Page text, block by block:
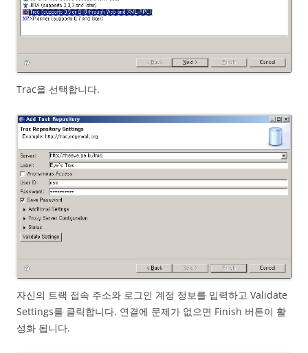
Trac을 선택합니다.
자신의 트랙 접속 주소와 로그인 계정 정보를 입력하고 Validate
Settings를 클릭합니다. 연결에 문제가 없으면 Finish 버튼이 활
성화 됩니다.